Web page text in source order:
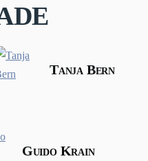
Tanja Bern
Guido Krain